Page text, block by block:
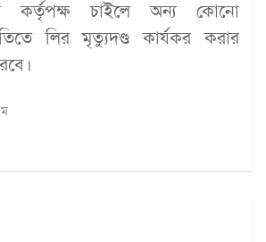
কর্তৃপক্ষ চাইলে অন্য কোনো
লির মৃত্যুদণ্ড কার্যকর করার